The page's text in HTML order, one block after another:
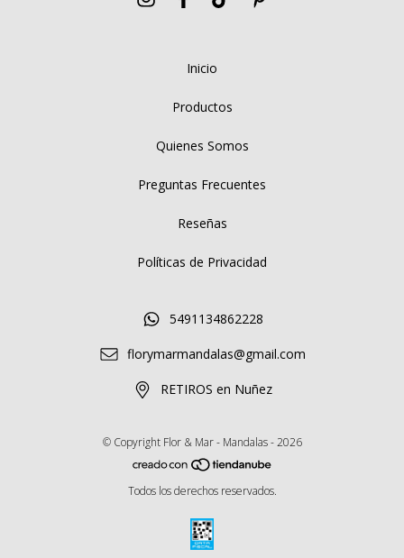
Inicio
Productos
Quienes Somos
Preguntas Frecuentes
Reseñas
Políticas de Privacidad
5491134862228
florymarmandalas@gmail.com
RETIROS en Nuñez
© Copyright Flor & Mar - Mandalas - 2026
Todos los derechos reservados.